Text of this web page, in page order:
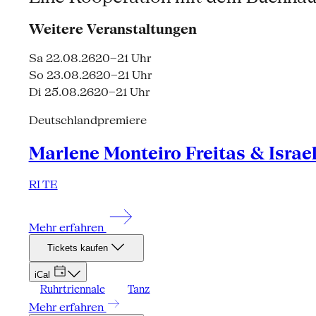
Weitere Veranstaltungen
Sa 22.08.2620–21 Uhr
So 23.08.2620–21 Uhr
Di 25.08.2620–21 Uhr
Deutschlandpremiere
Marlene Monteiro Freitas &
RI TE
Mehr erfahren
Tickets kaufen
iCal
Ruhrtriennale Tanz
Mehr erfahren